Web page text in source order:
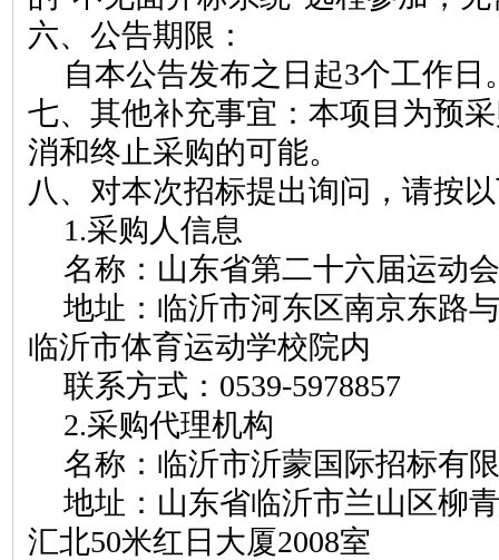
六、公告期限：
自本公告发布之日起3个工作日
七、其他补充事宜： 本项目为预
消和终止采购的可能。
八、对本次招标提出询问，请按
1.采购人信息
名称： 山东省第二十六届运动
地址：临沂市河东区南京东路
临沂市体育运动学校院内
联系方式： 0539-5978857
2.采购代理机构
名称：临沂市沂蒙国际招标有
地址： 山东省临沂市兰山区柳
汇北50米红日大厦2008室